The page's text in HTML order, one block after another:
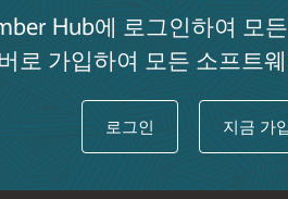
Hub에 로그인하여 모
로 가입하여 모든 소프트
로그인 지금 가